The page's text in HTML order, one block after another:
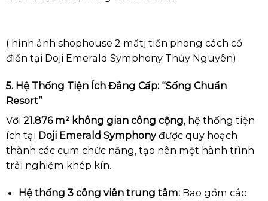
( hình ảnh shophouse 2 mătj tiền phong cách cổ
điển tại Doji Emerald Symphony Thủy Nguyên)
5. Hệ Thống Tiện Ích Đẳng Cấp: “Sống Chuẩn
Resort”
Với 21.876 m² không gian công cộng, hệ thống tiện
ích tại Doji Emerald Symphonyđược quy hoạch
thành các cụm chức năng, tạo nên một hành trình
trải nghiệm khép kín.
Hệ thống 3 công viên trung tâm:Bao gồm các